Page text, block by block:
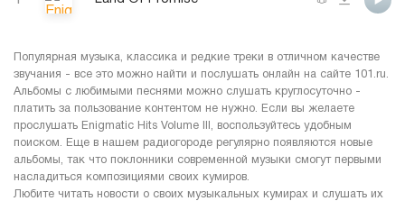
Популярная музыка, классика и редкие треки в отличном качестве
звучания - все это можно найти и послушать онлайн на сайте 101.ru.
Альбомы с любимыми песнями можно слушать круглосуточно -
платить за пользование контентом не нужно. Если вы желаете
прослушать Enigmatic Hits Volume III, воспользуйтесь удобным
поиском. Еще в нашем радиогороде регулярно появляются новые
альбомы, так что поклонники современной музыки смогут первыми
насладиться композициями своих кумиров.
Любите читать новости о своих музыкальных кумирах и слушать их